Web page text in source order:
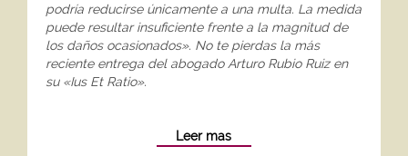
podría reducirse únicamente a una multa. La medida
puede resultar insuficiente frente a la magnitud de
los daños ocasionados». No te pierdas la más
reciente entrega del abogado Arturo Rubio Ruiz en
su «Ius Et Ratio».
Leer mas